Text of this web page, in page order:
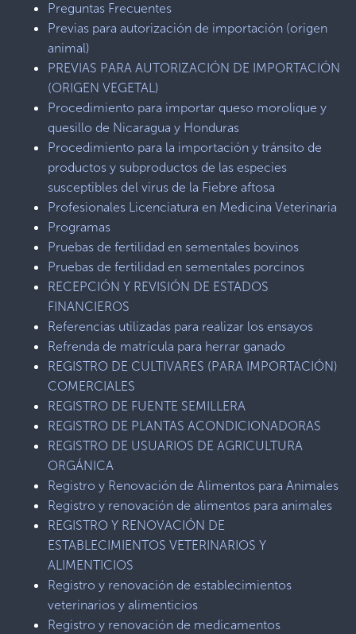
Preguntas Frecuentes
Previas para autorización de importación (origen
animal)
PREVIAS PARA AUTORIZACIÓN DE IMPORTACIÓN
(ORIGEN VEGETAL)
Procedimiento para importar queso morolique y
quesillo de Nicaragua y Honduras
Procedimiento para la importación y tránsito de
productos y subproductos de las especies
susceptibles del virus de la Fiebre aftosa
Profesionales Licenciatura en Medicina Veterinaria
Programas
Pruebas de fertilidad en sementales bovinos
Pruebas de fertilidad en sementales porcinos
RECEPCIÓN Y REVISIÓN DE ESTADOS
FINANCIEROS
Referencias utilizadas para realizar los ensayos
Refrenda de matrícula para herrar ganado
REGISTRO DE CULTIVARES (PARA IMPORTACIÓN)
COMERCIALES
REGISTRO DE FUENTE SEMILLERA
REGISTRO DE PLANTAS ACONDICIONADORAS
REGISTRO DE USUARIOS DE AGRICULTURA
ORGÁNICA
Registro y Renovación de Alimentos para Animales
Registro y renovación de alimentos para animales
REGISTRO Y RENOVACIÓN DE
ESTABLECIMIENTOS VETERINARIOS Y
ALIMENTICIOS
Registro y renovación de establecimientos
veterinarios y alimenticios
Registro y renovación de medicamentos